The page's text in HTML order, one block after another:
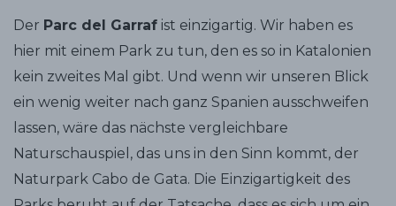
Der Parc del Garraf ist einzigartig. Wir haben es
hier mit einem Park zu tun, den es so in Katalonien
kein zweites Mal gibt. Und wenn wir unseren Blick
ein wenig weiter nach ganz Spanien ausschweifen
lassen, wäre das nächste vergleichbare
Naturschauspiel, das uns in den Sinn kommt, der
Naturpark Cabo de Gata. Die Einzigartigkeit des